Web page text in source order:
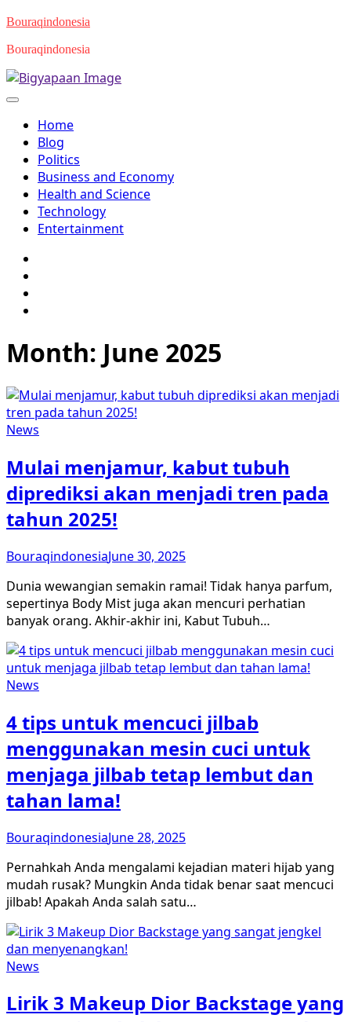
Skip
content
Bouraqindonesia
Bouraqindonesia
Home
Blog
Politics
Business and Economy
Health and Science
Technology
Entertainment
Month: June 2025
News
Mulai menjamur, kabut tubuh
diprediksi akan menjadi tren pada
tahun 2025!
BouraqindonesiaJune 30, 2025
Dunia wewangian semakin ramai! Tidak hanya parfum,
sepertinya Body Mist juga akan mencuri perhatian
banyak orang. Akhir-akhir ini, Kabut Tubuh…
News
4 tips untuk mencuci jilbab
menggunakan mesin cuci untuk
menjaga jilbab tetap lembut dan
tahan lama!
BouraqindonesiaJune 28, 2025
Pernahkah Anda mengalami kejadian materi hijab yang
mudah rusak? Mungkin Anda tidak benar saat mencuci
jilbab! Apakah Anda salah satu…
News
Lirik 3 Makeup Dior Backstage yang